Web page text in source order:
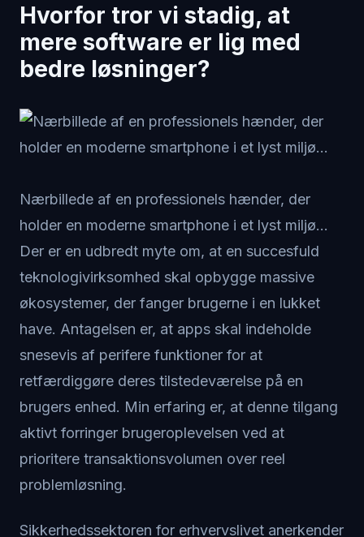
Hvorfor tror vi stadig, at
mere software er lig med
bedre løsninger?
Nærbillede af en professionels hænder, der
holder en moderne smartphone i et lyst miljø...
Der er en udbredt myte om, at en succesfuld
teknologivirksomhed skal opbygge massive
økosystemer, der fanger brugerne i en lukket
have. Antagelsen er, at apps skal indeholde
snesevis af perifere funktioner for at
retfærdiggøre deres tilstedeværelse på en
brugers enhed. Min erfaring er, at denne tilgang
aktivt forringer brugeroplevelsen ved at
prioritere transaktionsvolumen over reel
problemløsning.
Sikkerhedssektoren for erhvervslivet anerkender